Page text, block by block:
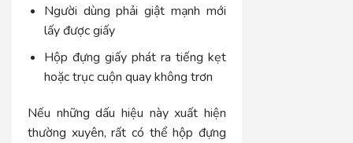
Người dùng phải giật mạnh mới
lấy được giấy
Hộp đựng giấy phát ra tiếng kẹt
hoặc trục cuộn quay không trơn
Nếu những dấu hiệu này xuất hiện
thường xuyên, rất có thể hộp đựng